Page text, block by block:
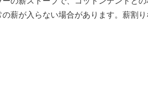
薪が入らない場合があります。薪割